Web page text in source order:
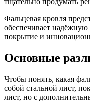
Фальцевая кровля
обеспечивает
покрытие и
Основные
Чтобы понять, какая
собой стальной лист,
лист, но с